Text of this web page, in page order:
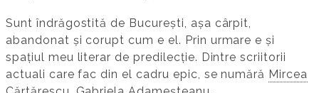
Sunt îndrăgostită de București, așa cârpit,
abandonat și corupt cum e el. Prin urmare e și
spațiul meu literar de predilecție. Dintre scriitorii
actuali care fac din el cadru epic, se numără Mircea